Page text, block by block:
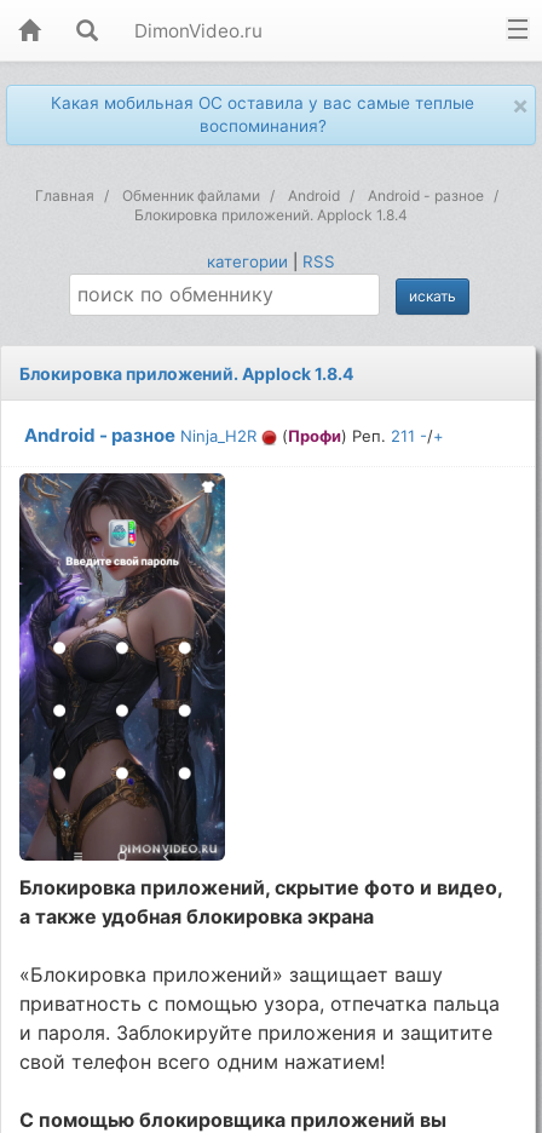
DimonVideo.ru
×
Какая мобильная ОС оставила у вас самые теплые
воспоминания?
Главная Обменник файлами Android
Android - разное
Блокировка приложений. Applock 1.8.4
категории RSS
Блокировка приложений. Applock 1.8.4
Android - разное Ninja_H2R (Профи) Реп. 211 -/+
Блокировка приложений, скрытие фото и видео,
а также удобная блокировка экрана
«Блокировка приложений» защищает вашу
приватность с помощью узора, отпечатка пальца
и пароля. Заблокируйте приложения и защитите
свой телефон всего одним нажатием!
С помощью блокировщика приложений вы